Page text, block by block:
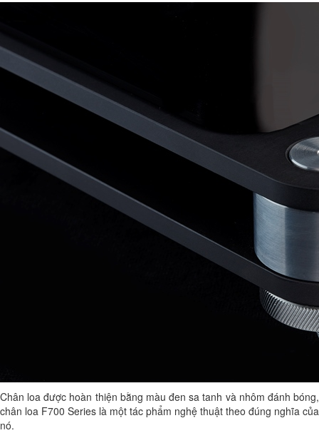
Chân loa được hoàn thiện bằng màu đen sa tanh và nhôm đánh bóng,
chân loa F700 Series là một tác phẩm nghệ thuật theo đúng nghĩa của
nó.